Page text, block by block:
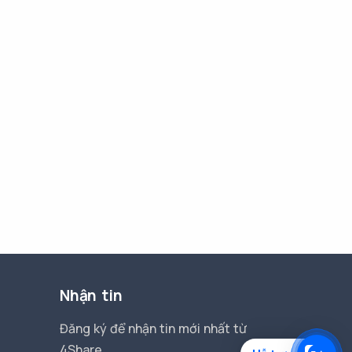
Nhận tin
Đăng ký để nhận tin mới nhất từ